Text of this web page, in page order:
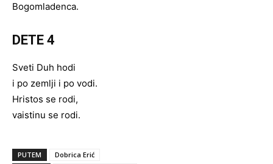
Bogomladenca.
DETE 4
Sveti Duh hodi
i po zemlji i po vodi.
Hristos se rodi,
vaistinu se rodi.
PUTEM
Dobrica Erić